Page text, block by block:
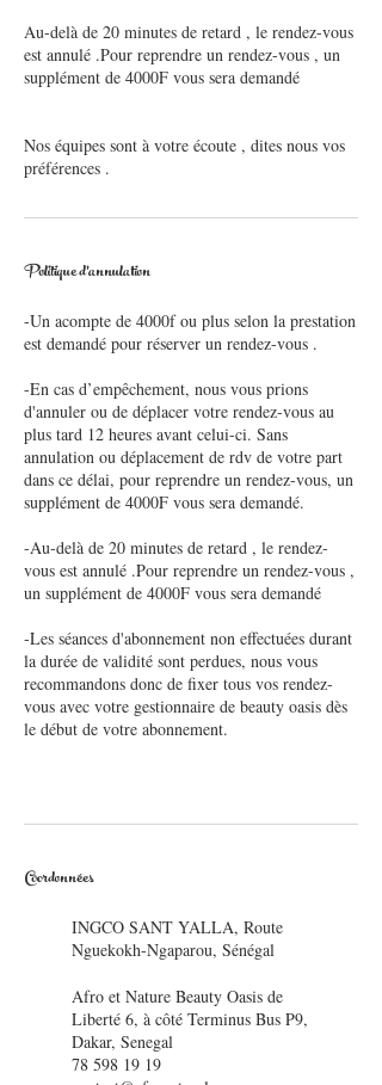
Au-delà de 20 minutes de retard , le rendez-vous
est annulé .Pour reprendre un rendez-vous , un
supplément de 4000F vous sera demandé
Nos équipes sont à votre écoute , dites nous vos
Politique d'annulation
-Un acompte de 4000f ou plus selon la prestation
est demandé pour réserver un rendez-vous .
-En cas d’empêchement, nous vous prions
d'annuler ou de déplacer votre rendez-vous au
plus tard 12 heures avant celui-ci. Sans
annulation ou déplacement de rdv de votre part
dans ce délai, pour reprendre un rendez-vous, un
supplément de 4000F vous sera demandé.
-Au-delà de 20 minutes de retard , le rendez-
vous est annulé .Pour reprendre un rendez-vous ,
un supplément de 4000F vous sera demandé
-Les séances d'abonnement non effectuées durant
la durée de validité sont perdues, nous vous
recommandons donc de fixer tous vos rendez-
vous avec votre gestionnaire de beauty oasis dès
le début de votre abonnement.
Coordonnées
INGCO SANT YALLA, Route
Nguekokh-Ngaparou, Sénégal
Afro et Nature Beauty Oasis de
Liberté 6, à côté Terminus Bus P9,
Dakar, Senegal
78 598 19 19